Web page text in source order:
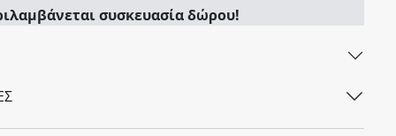
συσκευασία δώρου!